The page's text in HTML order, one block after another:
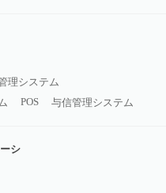
理システム
POS 与信管理システム
シ